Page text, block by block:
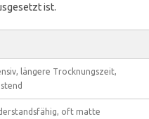
ist.
längere Trocknungszeit,
oft matte